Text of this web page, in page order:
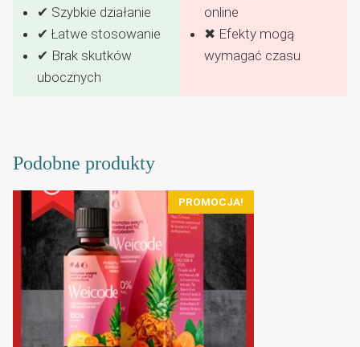
✔ Szybkie działanie
✔ Łatwe stosowanie
✔ Brak skutków
ubocznych
online
✖ Efekty mogą
wymagać czasu
Podobne produkty
PROMOCJA!